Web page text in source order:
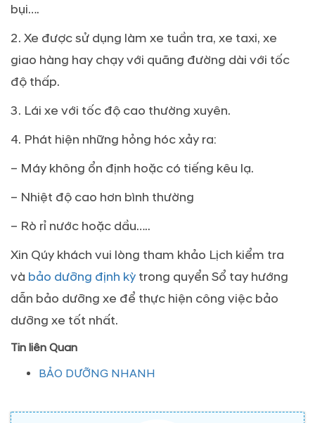
bụi….
2. Xe được sử dụng làm xe tuần tra, xe taxi, xe
giao hàng hay chạy với quãng đường dài với tốc
độ thấp.
3. Lái xe với tốc độ cao thường xuyên.
4. Phát hiện những hỏng hóc xảy ra:
– Máy không ổn định hoặc có tiếng kêu lạ.
– Nhiệt độ cao hơn bình thường
– Rò rỉ nước hoặc dầu…..
Xin Qúy khách vui lòng tham khảo Lịch kiểm tra
và bảo dưỡng định kỳ trong quyển Sổ tay hướng
dẫn bảo dưỡng xe để thực hiện công việc bảo
dưỡng xe tốt nhất.
Tin liên Quan
BẢO DƯỠNG NHANH